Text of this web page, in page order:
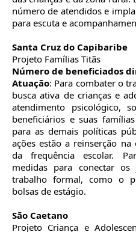
número de atendidos e
para escuta e
Santa Cruz do Capibaribe
Projeto Famílias Titãs
Número de beneficiados
Atuação: Para combater o
busca ativa de crianças e
atendimento psicológico,
beneficiários e suas
para as demais políticas
ações estão a reinserção
da frequência escolar.
medidas para conectar
trabalho formal, como o
bolsas de estágio.
São Caetano
Projeto Criança e